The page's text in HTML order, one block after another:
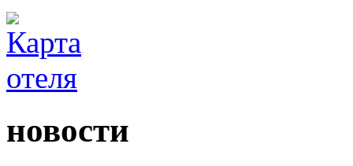
новости